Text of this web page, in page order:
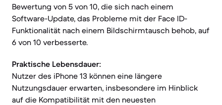
Bewertung von 5 von 10, die sich nach einem
Software-Update, das Probleme mit der Face ID-
Funktionalität nach einem Bildschirmtausch behob, auf
6 von 10 verbesserte.
Praktische Lebensdauer:
Nutzer des iPhone 13 können eine längere
Nutzungsdauer erwarten, insbesondere im Hinblick
auf die Kompatibilität mit den neuesten